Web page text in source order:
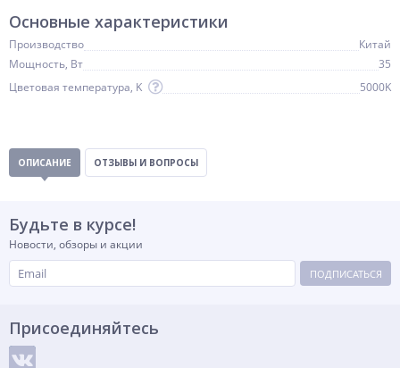
Основные характеристики
Производство
Китай
Мощность, Вт
35
Цветовая температура, K
5000K
ОПИСАНИЕ ОТЗЫВЫ И ВОПРОСЫ
Будьте в курсе!
Новости, обзоры и акции
ПОДПИСАТЬСЯ
Присоединяйтесь